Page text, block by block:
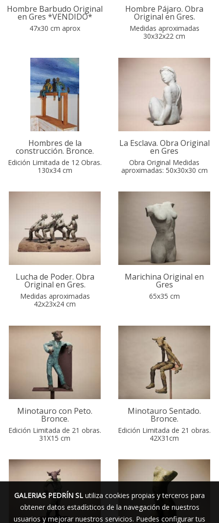
Hombre Barbudo Original
en Gres *VENDIDO*
47x30 cm aprox
Hombre Pájaro. Obra
Original en Gres.
Medidas aproximadas
30x32x22 cm
Hombres de la
construcción. Bronce.
Edición Limitada de 12 Obras.
130x34 cm
La Esclava. Obra Original
en Gres
Obra Original Medidas
aproximadas: 50x30x30 cm
Lucha de Poder. Obra
Original en Gres.
Medidas aproximadas
42x23x24 cm
Marichina Original en
Gres
65x35 cm
Minotauro con Peto.
Bronce.
Edición Limitada de 21 obras.
31X15 cm
Minotauro Sentado.
Bronce.
Edición Limitada de 21 obras.
42X31cm
GALERIAS PEDRÍN SL utiliza cookies propias y terceros para
obtener datos estadísticos de la navegación de nuestros
usuarios y mejorar nuestros servicios. Puedes configurar tus